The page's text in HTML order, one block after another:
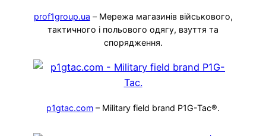
prof1group.ua – Мережа магазинів військового,
тактичного і польового одягу, взуття та
спорядження.
p1gtac.com – Military field brand P1G-Tac®.